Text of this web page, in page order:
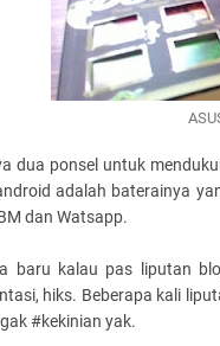
dua ponsel untuk
adalah baterainya
dan Watsapp.
baru kalau pas liputan
hiks. Beberapa kali
#kekinian yak.